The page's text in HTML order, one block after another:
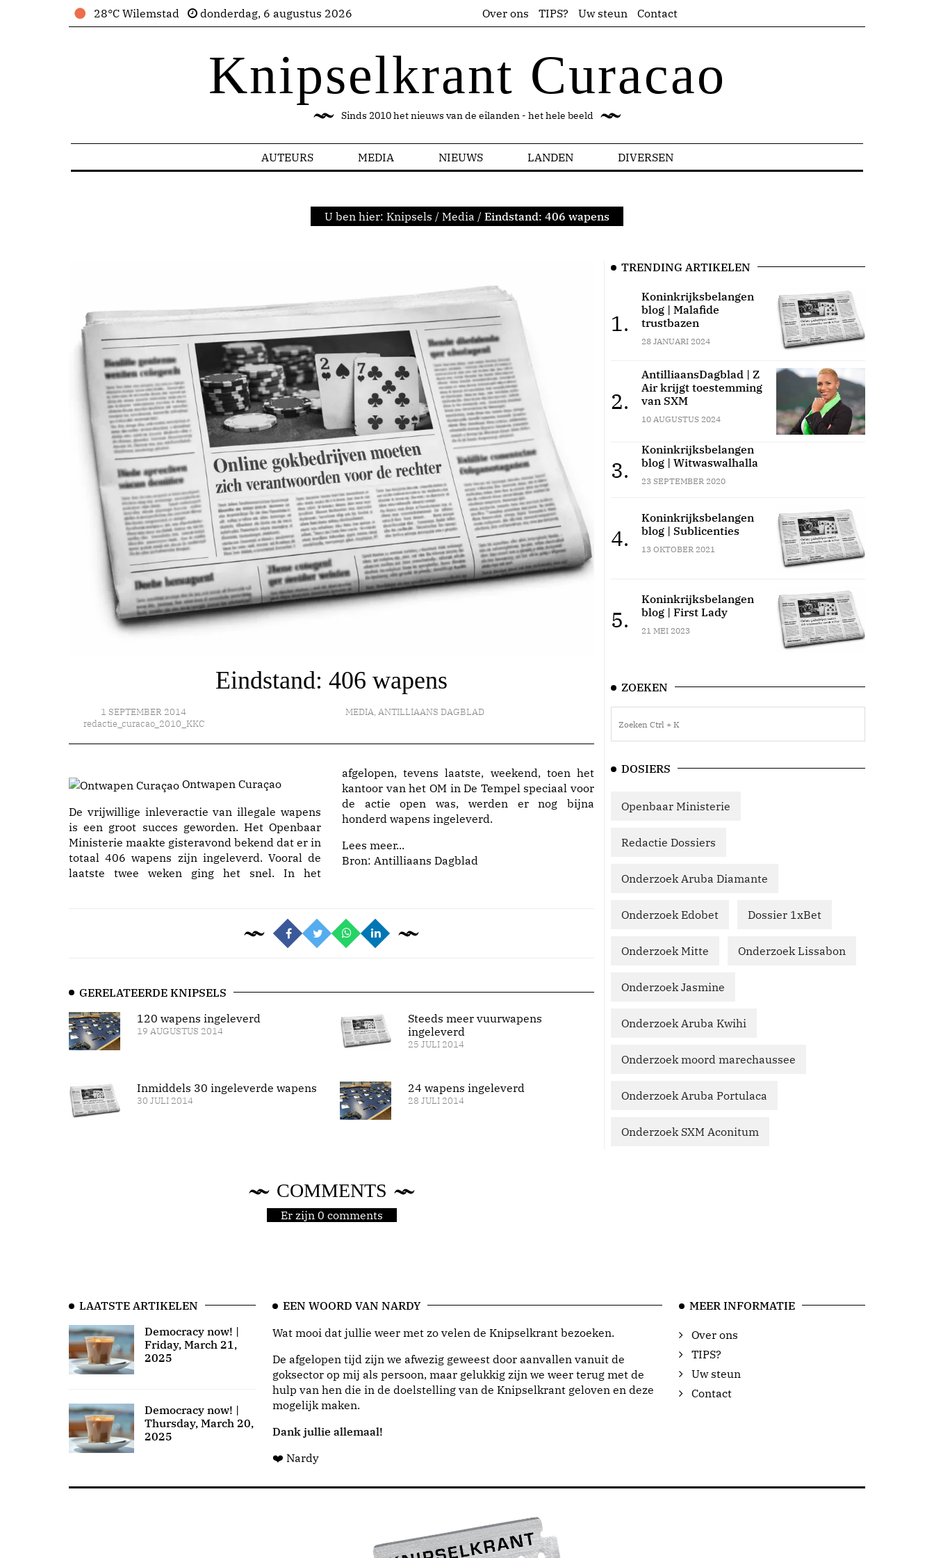
28°C Wilemstad donderdag, 6 augustus 2026 Over ons TIPS? Uw steun Contact
Knipselkrant Curacao
Sinds 2010 het nieuws van de eilanden - het hele beeld
AUTEURS MEDIA NIEUWS LANDEN DIVERSEN
U ben hier: Knipsels / Media / Eindstand: 406 wapens
Eindstand: 406 wapens
1 SEPTEMBER 2014
redactie_curacao_2010_KKC
MEDIA, ANTILLIAANS DAGBLAD
Ontwapen Curaçao
De vrijwillige inleveractie van illegale wapens
is een groot succes geworden. Het Openbaar
Ministerie maakte gisteravond bekend dat er in
totaal 406 wapens zijn ingeleverd. Vooral de
laatste twee weken ging het snel. In het
afgelopen, tevens laatste, weekend, toen het
kantoor van het OM in De Tempel speciaal voor
de actie open was, werden er nog bijna
honderd wapens ingeleverd.
Lees meer...
Bron: Antilliaans Dagblad
GERELATEERDE KNIPSELS
120 wapens ingeleverd
19 AUGUSTUS 2014
Inmiddels 30 ingeleverde wapens
30 JULI 2014
Steeds meer vuurwapens
ingeleverd
25 JULI 2014
24 wapens ingeleverd
28 JULI 2014
COMMENTS
Er zijn 0 comments
TRENDING ARTIKELEN
1.
Koninkrijksbelangen
blog | Malafide
trustbazen
28 JANUARI 2024
2.
AntilliaansDagblad | Z
Air krijgt toestemming
van SXM
10 AUGUSTUS 2024
3.
Koninkrijksbelangen
blog | Witwaswalhalla
23 SEPTEMBER 2020
4.
Koninkrijksbelangen
blog | Sublicenties
13 OKTOBER 2021
5.
Koninkrijksbelangen
blog | First Lady
21 MEI 2023
ZOEKEN
DOSIERS
Openbaar Ministerie
Redactie Dossiers
Onderzoek Aruba Diamante
Onderzoek Edobet Dossier 1xBet
Onderzoek Mitte Onderzoek Lissabon
Onderzoek Jasmine
Onderzoek Aruba Kwihi
Onderzoek moord marechaussee
Onderzoek Aruba Portulaca
Onderzoek SXM Aconitum
LAATSTE ARTIKELEN
Democracy now! |
Friday, March 21,
2025
Democracy now! |
Thursday, March 20,
2025
EEN WOORD VAN NARDY
Wat mooi dat jullie weer met zo velen de Knipselkrant bezoeken.
De afgelopen tijd zijn we afwezig geweest door aanvallen vanuit de
goksector op mij als persoon, maar gelukkig zijn we weer terug met de
hulp van hen die in de doelstelling van de Knipselkrant geloven en deze
mogelijk maken.
Dank jullie allemaal!
❤️ Nardy
MEER INFORMATIE
Over ons
TIPS?
Uw steun
Contact